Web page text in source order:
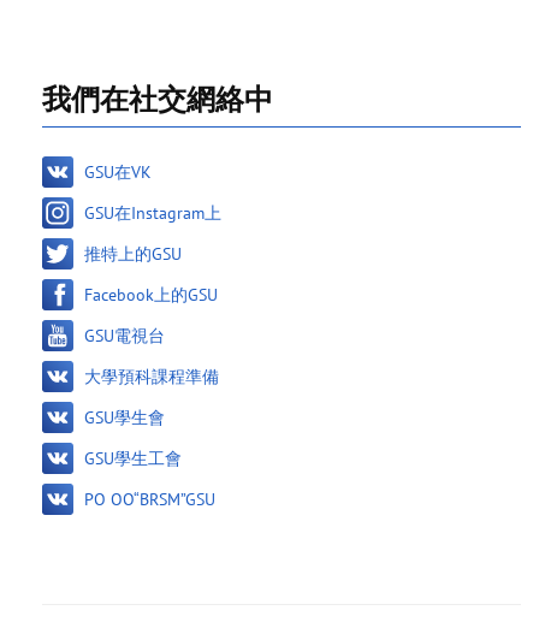
我們在社交網絡中
GSU在VK
GSU在Instagram上
推特上的GSU
Facebook上的GSU
GSU電視台
大學預科課程準備
GSU學生會
GSU學生工會
PO OO“BRSM”GSU